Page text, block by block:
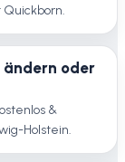
ändern oder
&
Holstein.